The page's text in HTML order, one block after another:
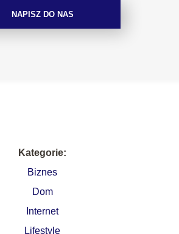
NAPISZ DO NAS
Kategorie:
Biznes
Dom
Internet
Lifestyle